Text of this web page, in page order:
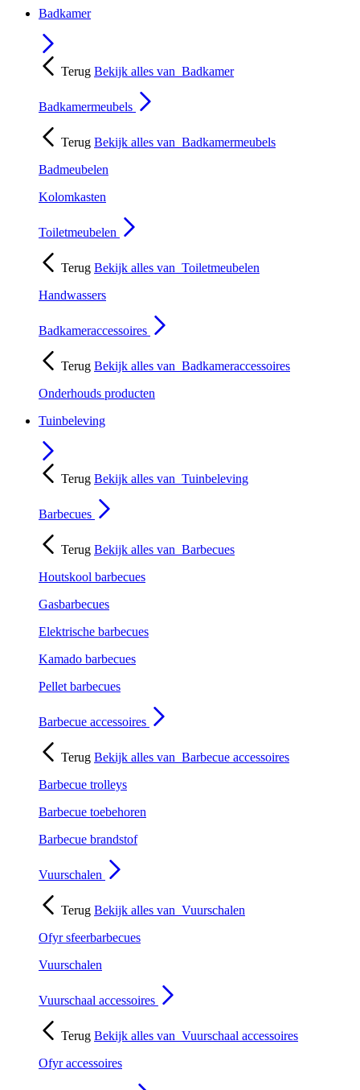
Badkamer
Terug Bekijk alles van Badkamer
Badkamermeubels
Terug Bekijk alles van Badkamermeubels
Badmeubelen
Kolomkasten
Toiletmeubelen
Terug Bekijk alles van Toiletmeubelen
Handwassers
Badkameraccessoires
Terug Bekijk alles van Badkameraccessoires
Onderhouds producten
Tuinbeleving
Terug Bekijk alles van Tuinbeleving
Barbecues
Terug Bekijk alles van Barbecues
Houtskool barbecues
Gasbarbecues
Elektrische barbecues
Kamado barbecues
Pellet barbecues
Barbecue accessoires
Terug Bekijk alles van Barbecue accessoires
Barbecue trolleys
Barbecue toebehoren
Barbecue brandstof
Vuurschalen
Terug Bekijk alles van Vuurschalen
Ofyr sfeerbarbecues
Vuurschalen
Vuurschaal accessoires
Terug Bekijk alles van Vuurschaal accessoires
Ofyr accessoires